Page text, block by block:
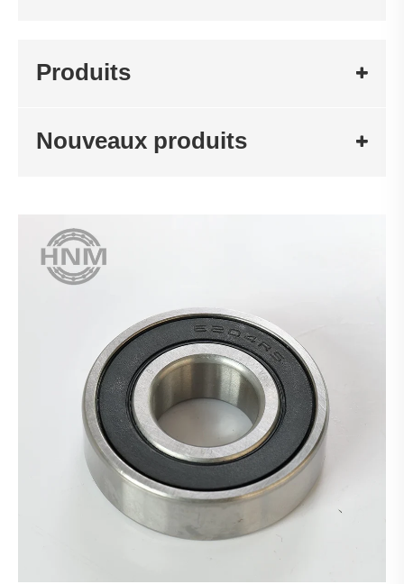
Produits
Nouveaux produits